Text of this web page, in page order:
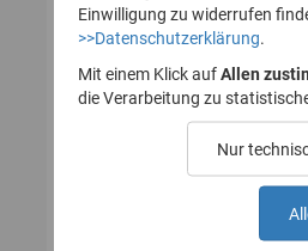
1.
des
Einwilligung zu widerrufen
>>Datenschutzerklärung
Mit einem Klick auf Allen
die Verarbeitung zu
Nur